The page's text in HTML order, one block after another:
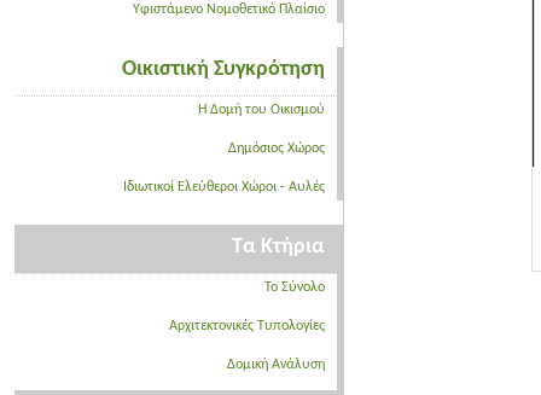
Υφιστάμενο Νομοθετικό Πλαίσιο
Οικιστική Συγκρότηση
Η Δομή του Οικισμού
Δημόσιος Χώρος
Ιδιωτικοί Ελεύθεροι Χώροι - Αυλές
Τα Κτήρια
Το Σύνολο
Αρχιτεκτονικές Τυπολογίες
Δομική Ανάλυση